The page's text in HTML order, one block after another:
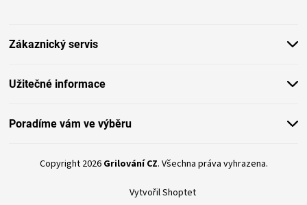
Zákaznický servis
Užitečné informace
Poradíme vám ve výběru
Vytvořil Shoptet
Copyright 2026 Grilování CZ. Všechna práva vyhrazena.